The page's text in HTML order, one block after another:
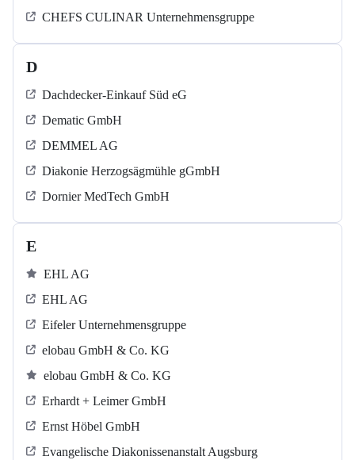
CHEFS CULINAR Unternehmensgruppe
D
Dachdecker-Einkauf Süd eG
Dematic GmbH
DEMMEL AG
Diakonie Herzogsägmühle gGmbH
Dornier MedTech GmbH
E
EHL AG
EHL AG
Eifeler Unternehmensgruppe
elobau GmbH & Co. KG
elobau GmbH & Co. KG
Erhardt + Leimer GmbH
Ernst Höbel GmbH
Evangelische Diakonissenanstalt Augsburg